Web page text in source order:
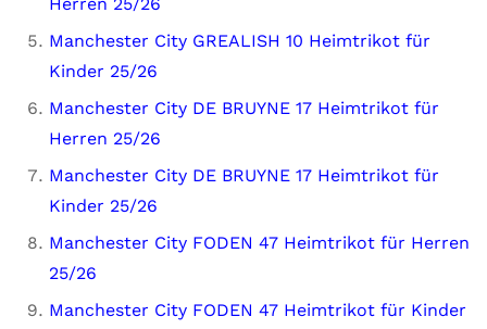
Manchester City GREALISH 10 Heimtrikot für
Kinder 25/26
Manchester City DE BRUYNE 17 Heimtrikot für
Herren 25/26
Manchester City DE BRUYNE 17 Heimtrikot für
Kinder 25/26
Manchester City FODEN 47 Heimtrikot für Herren
25/26
Manchester City FODEN 47 Heimtrikot für Kinder